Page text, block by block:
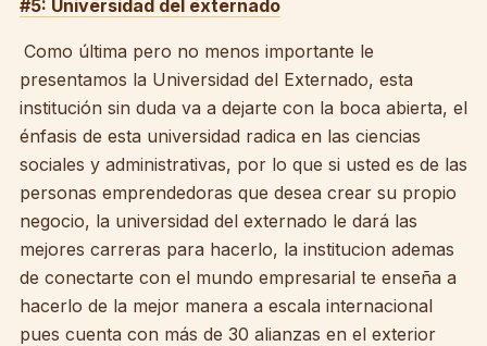
#5: Universidad del externado
Como última pero no menos importante le
presentamos la Universidad del Externado, esta
institución sin duda va a dejarte con la boca abierta, el
énfasis de esta universidad radica en las ciencias
sociales y administrativas, por lo que si usted es de las
personas emprendedoras que desea crear su propio
negocio, la universidad del externado le dará las
mejores carreras para hacerlo, la institucion ademas
de conectarte con el mundo empresarial te enseña a
hacerlo de la mejor manera a escala internacional
pues cuenta con más de 30 alianzas en el exterior